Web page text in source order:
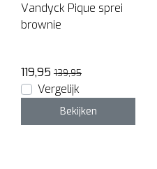
Vandyck Pique sprei
brownie
119,95 139,95
Vergelijk
Bekijken